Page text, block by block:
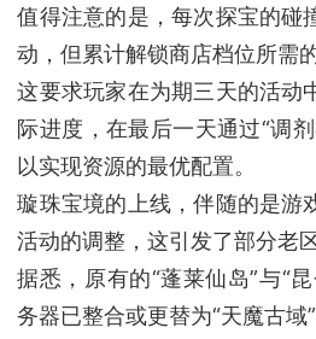
值得注意的是，每次探宝的碰
动，但累计解锁商店档位所需
这要求玩家在为期三天的活动
际进度，在最后一天通过“调
以实现资源的最优配置。
璇珠宝境的上线，伴随的是游
活动的调整，这引发了部分老
据悉，原有的“蓬莱仙岛”与“
务器已整合或更替为“天魔古域”